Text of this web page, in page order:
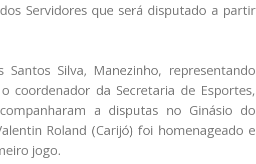
Servidores que será disputado a partir
Silva, Manezinho, representando
coordenador da Secretaria de Esportes,
a disputas no Ginásio do
Roland (Carijó) foi homenageado e
jogo.